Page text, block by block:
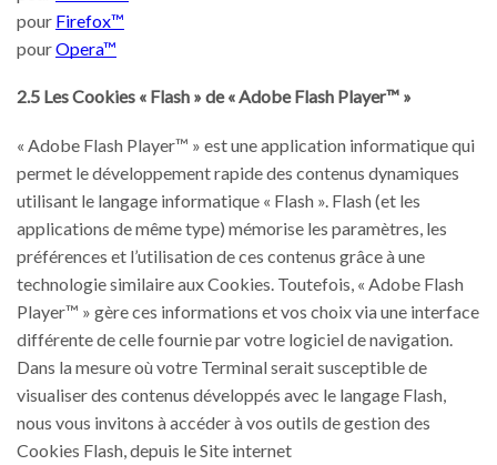
pour Firefox™
pourOpera™
2.5 Les Cookies « Flash » de « Adobe Flash Player™ »
« Adobe Flash Player™ » est une application informatique qui
permet le développement rapide des contenus dynamiques
utilisant le langage informatique « Flash ». Flash (et les
applications de même type) mémorise les paramètres, les
préférences et l’utilisation de ces contenus grâce à une
technologie similaire aux Cookies. Toutefois, « Adobe Flash
Player™ » gère ces informations et vos choix via une interface
différente de celle fournie par votre logiciel de navigation.
Dans la mesure où votre Terminal serait susceptible de
visualiser des contenus développés avec le langage Flash,
nous vous invitons à accéder à vos outils de gestion des
Cookies Flash, depuis le Site internet